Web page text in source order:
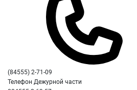
(84555) 2-71-09
Телефон Дежурной части